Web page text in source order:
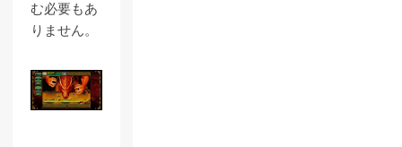
む必要もあ
りません。